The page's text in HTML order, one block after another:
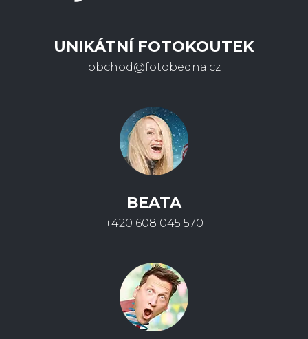
UNIKÁTNÍ FOTOKOUTEK
obchod@fotobedna.cz
BEATA
+420 608 045 570